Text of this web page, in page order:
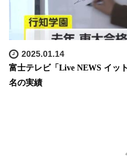
2025.01.14
富士テレビ「Live NEWS イッ
名の実績